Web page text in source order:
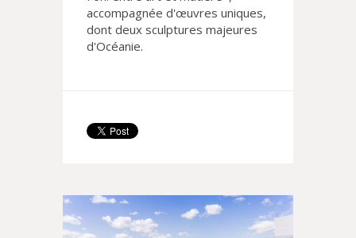
accompagnée d'œuvres uniques,
dont deux sculptures majeures
d'Océanie.